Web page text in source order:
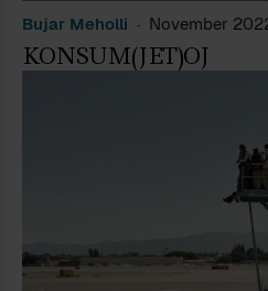
Bujar Meholli November
KONSUM(JET)OJ